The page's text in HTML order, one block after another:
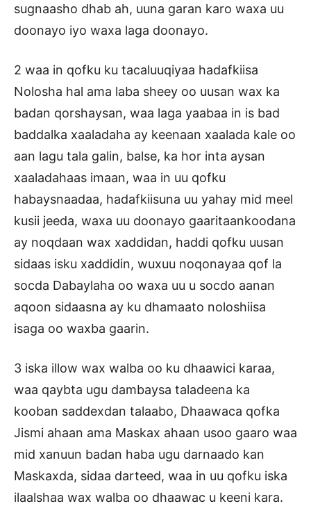
sugnaasho dhab ah, uuna garan karo waxa uu
doonayo iyo waxa laga doonayo.
2 waa in qofku ku tacaluuqiyaa hadafkiisa
Nolosha hal ama laba sheey oo uusan wax ka
badan qorshaysan, waa laga yaabaa in is bad
baddalka xaaladaha ay keenaan xaalada kale oo
aan lagu tala galin, balse, ka hor inta aysan
xaaladahaas imaan, waa in uu qofku
habaysnaadaa, hadafkiisuna uu yahay mid meel
kusii jeeda, waxa uu doonayo gaaritaankoodana
ay noqdaan wax xaddidan, haddi qofku uusan
sidaas isku xaddidin, wuxuu noqonayaa qof la
socda Dabaylaha oo waxa uu u socdo aanan
aqoon sidaasna ay ku dhamaato noloshiisa
isaga oo waxba gaarin.
3 iska illow wax walba oo ku dhaawici karaa,
waa qaybta ugu dambaysa taladeena ka
kooban saddexdan talaabo, Dhaawaca qofka
Jismi ahaan ama Maskax ahaan usoo gaaro waa
mid xanuun badan haba ugu darnaado kan
Maskaxda, sidaa darteed, waa in uu qofku iska
ilaalshaa wax walba oo dhaawac u keeni kara.